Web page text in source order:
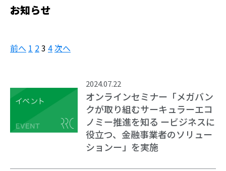
お知らせ
前へ 1 23 4次へ
2024.07.22
オンラインセミナー「メガバン
クが取り組むサーキュラーエコ
ノミー推進を知る ービジネスに
役立つ、金融事業者のソリュー
ションー」を実施